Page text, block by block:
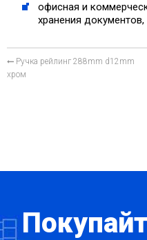
офисная и
хранения
Ручка рейлинг 288mm d12mm
хром